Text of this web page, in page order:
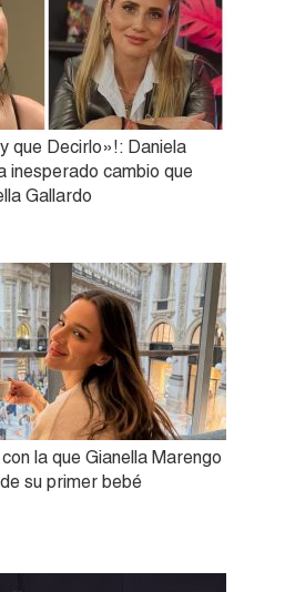
que Decirlo»!: Daniela
inesperado cambio que
Gallardo
la que Gianella Marengo
su primer bebé